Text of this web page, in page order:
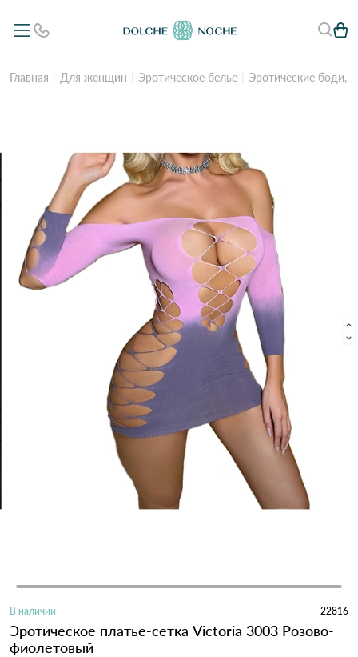
Главная Для женщин Эротическое белье Эротические боди,
В наличии 22816
Эротическое платье-сетка Victoria 3003 Розово-
фиолетовый